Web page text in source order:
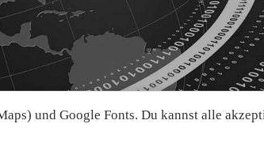
und Google Fonts. Du kannst alle